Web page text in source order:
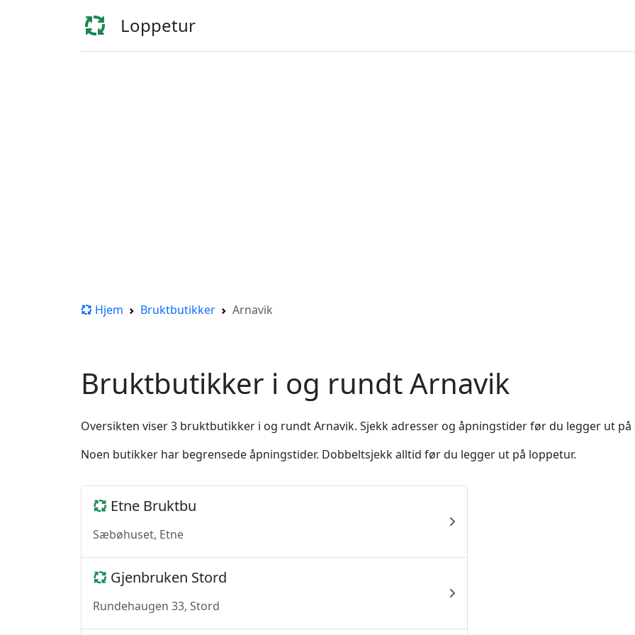
Loppetur
Hjem Bruktbutikker Arnavik
Bruktbutikker i og rundt Arnavik
Oversikten viser 3 bruktbutikker i og rundt Arnavik. Sjekk adresser og åpningstider før du legger ut på
Noen butikker har begrensede åpningstider. Dobbeltsjekk alltid før du legger ut på loppetur.
Etne Bruktbu
Sæbøhuset, Etne
Gjenbruken Stord
Rundehaugen 33, Stord